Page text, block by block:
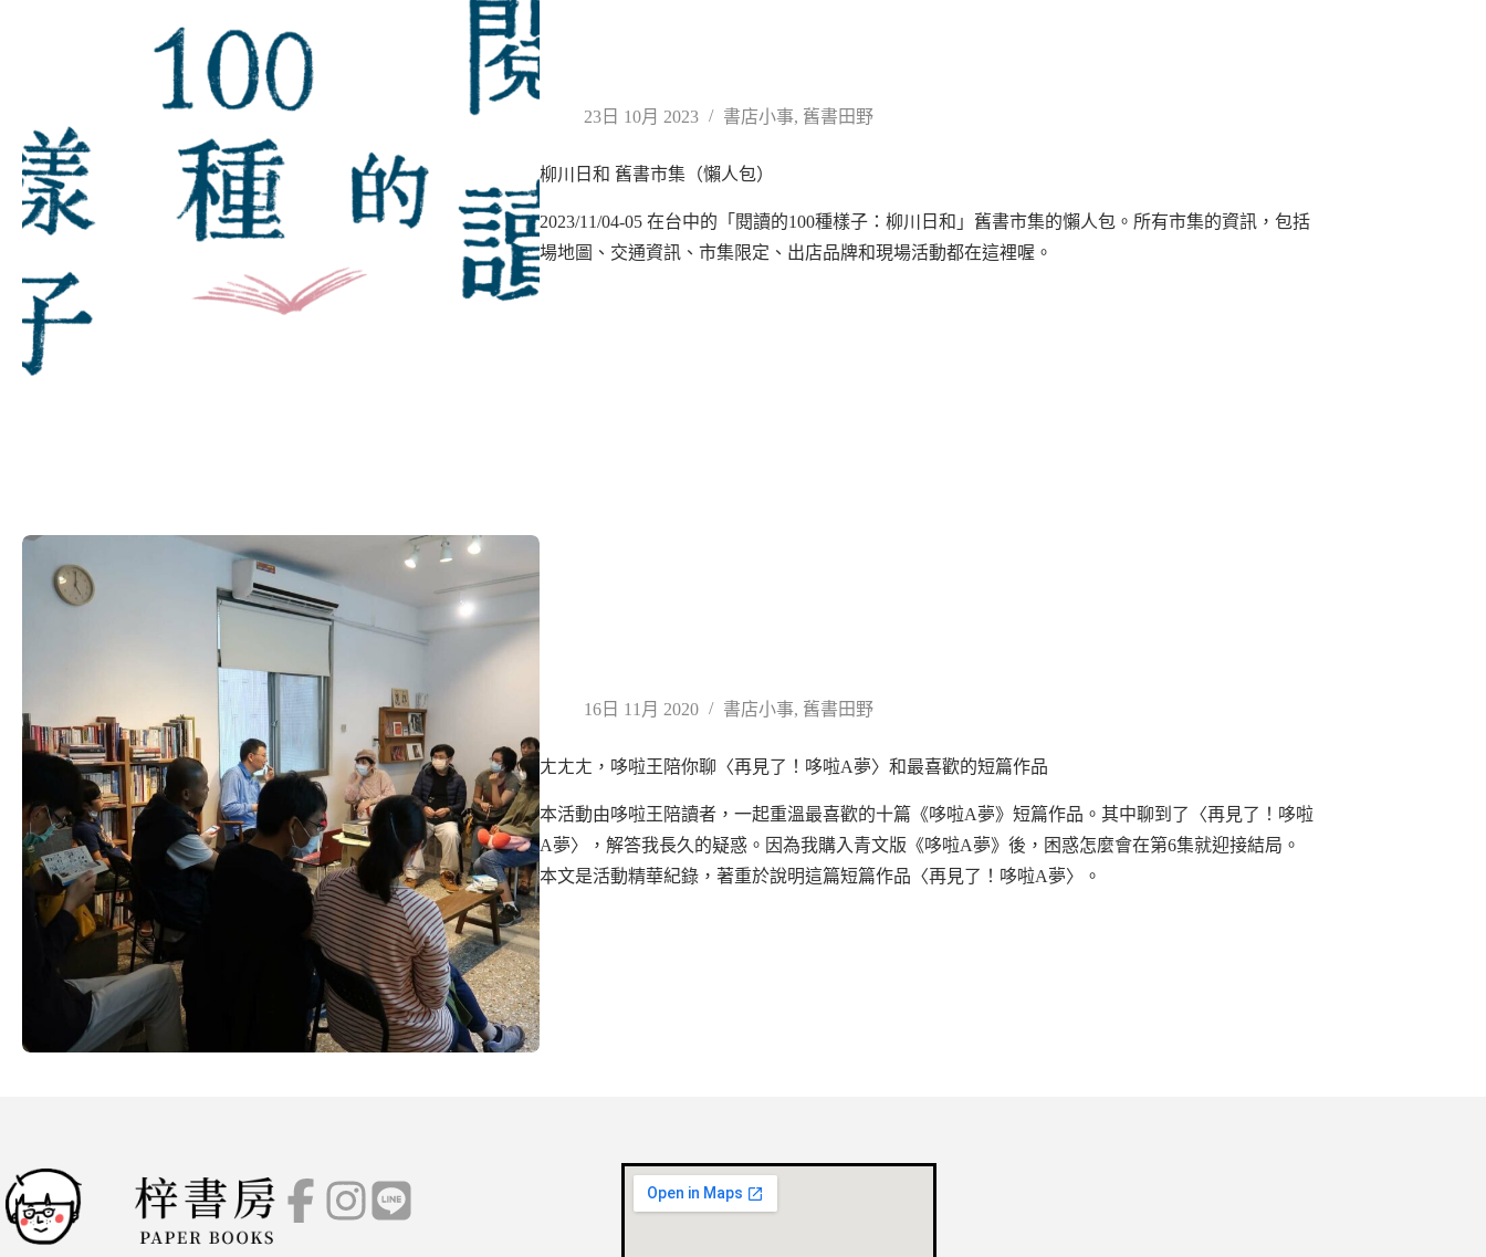
23日 10月 2023 書店小事, 舊書田野
柳川日和 舊書市集（懶人包）
2023/11/04-05 在台中的「閱讀的100種樣子：柳川日和」舊書市集的懶人包。所有市集的資訊，包括
場地圖、交通資訊、市集限定、出店品牌和現場活動都在這裡喔。
16日 11月 2020 書店小事, 舊書田野
ㄤㄤㄤ，哆啦王陪你聊〈再見了！哆啦A夢〉和最喜歡的短篇作品
本活動由哆啦王陪讀者，一起重溫最喜歡的十篇《哆啦A夢》短篇作品。其中聊到了〈再見了！哆啦
A夢〉，解答我長久的疑惑。因為我購入青文版《哆啦A夢》後，困惑怎麼會在第6集就迎接結局。
本文是活動精華紀錄，著重於說明這篇短篇作品〈再見了！哆啦A夢〉。